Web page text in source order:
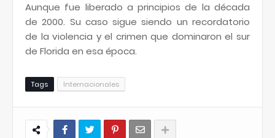
Aunque fue liberado a principios de la década
de 2000. Su caso sigue siendo un recordatorio
de la violencia y el crimen que dominaron el sur
de Florida en esa época.
Tags Internacionales